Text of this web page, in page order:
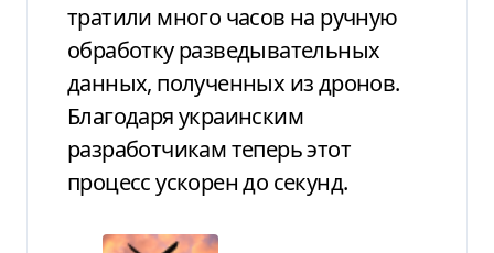
тратили много часов на ручную
обработку разведывательных
данных, полученных из дронов.
Благодаря украинским
разработчикам теперь этот
процесс ускорен до секунд.